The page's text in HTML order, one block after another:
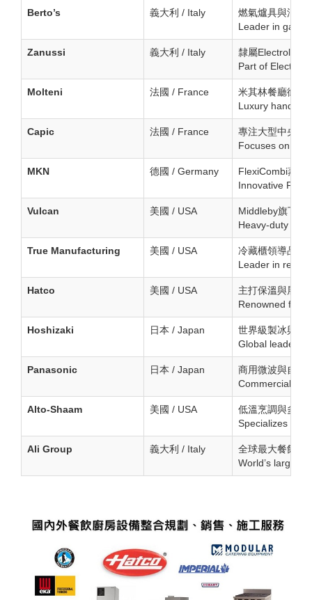
Berto’s 義大利 / Italy
燃氣爐具與油炸
Leader in gas
Zanussi 義大利 / Italy
隸屬Electrolux
Part of
Molteni 法國 / France
米其林餐廳御用
Luxury
Capic 法國 / France
專注大型中央廚
Focuses on
MKN 德國 / Germany
FlexiCombi蒸烤
Innovative
Vulcan 美國 / USA
Middleby旗下品
Heavy-duty gas
True Manufacturing 美國 / USA
冷藏櫃領導品牌
Leader in
Hatco 美國 / USA
主打保溫與展示
Renowned for
Hoshizaki 日本 / Japan
世界級製冰與冷
Global leader in
Panasonic 日本 / Japan
商用微波與自動
Commercial
Alto-Shaam 美國 / USA
低溫烹調與多層
Specializes in
Ali Group 義大利 / Italy
全球最大餐飲設
World’s largest